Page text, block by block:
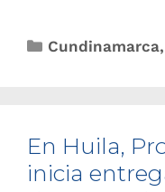
Cundinamarca,
En Huila,
inicia